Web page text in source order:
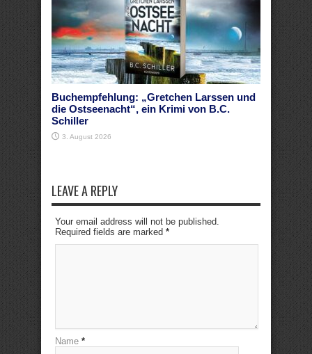
Buchempfehlung: „Gretchen Larssen und
die Ostseenacht“, ein Krimi von B.C.
Schiller
3. August 2026
LEAVE A REPLY
Your email address will not be published.
Required fields are marked *
Name *